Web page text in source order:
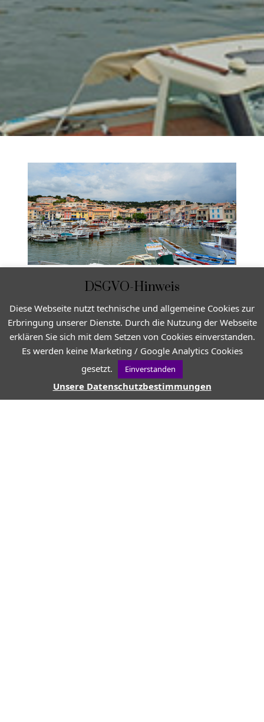
VONJEAN-CHRISTOPHE
DSGVO-Hinweis
Diese Webseite nutzt technische und allgemeine Cookies zur
Erbringung unserer Dienste. Durch die Nutzung der Webseite
erklären Sie sich mit dem Setzen von Cookies einverstanden.
Es werden keine Marketing / Google Analytics Cookies
gesetzt.
Einverstanden
Unsere Datenschutzbestimmungen